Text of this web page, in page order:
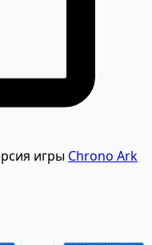
игры Chrono Ark